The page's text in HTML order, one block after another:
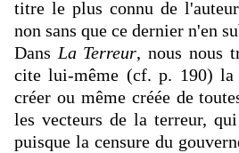
titre le plus connu de
non sans que ce dernier n'en
Dans La Terreur, nous nous
cite lui-même (cf. p. 190) la
créer ou même créée de
les vecteurs de la terreur,
puisque la censure du